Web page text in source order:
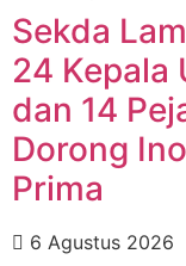
‎Sekda
24 Kepala
dan 14
Dorong
Prima ‎
6 Agustus 2026